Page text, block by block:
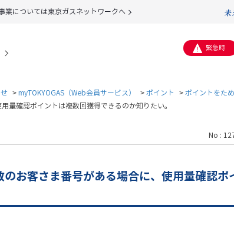
業については東京ガスネットワークへ
緊急時
>myTOKYOGAS（Web会員サービス） >ポイント >ポイントをた
量確認ポイントは複数回獲得できるのか知りたい。
No :
お客さま番号がある場合に、使用量確認